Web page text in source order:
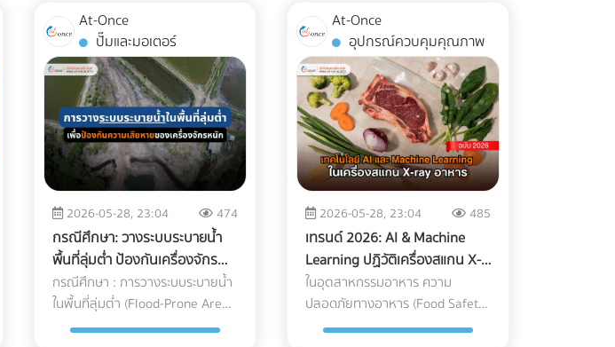
ไฟฟ้าลัดวงจรเมื่อเปิดใช้งาน การ
เอียงและการกระแทก (Tilt & Drop):
เครื่องมือขนาดใหญ่บางชนิดถูกระบุ
ไว้ในคู่มือวิศวกรรมเลยว่า "ห้าม
เอียงเกินกี่องศา" การใช้พนักงานยก
ของ (Porter) ทั่วไปที่ไม่มีความ
เชี่ยวชาญ อาจทำให้สารทำความเย็น
รั่วไหล หรือแกนกลไกภายในเครื่อง
มือเสียสมดุลไปตลอดกาล
มาตรฐาน Logistics แบบไหนที่
ธุรกิจเครื่องมือแพทย์ต้องมองหา?
ผู้ให้บริการขนส่ง (3PL) ระดับ
พรีเมียมที่จะมาดูแลสินค้าหลักล้าน
ของคุณ ควรต้องมีคุณสมบัติและ
เทคโนโลยีที่ออกแบบมาเพื่อการ
แพทย์โดยเฉพาะ ดังนี้: รถขนส่งระบบ
และระบุความเร็วอินเทอร์เน็ตอย่าง
ชัดเจน พร้อมปุ่ม Call-to-Action ที่
กระตุ้นให้เกิดการจองตรง (Direct
Booking) ทันที 2. จัดแพ็กเกจ
"Ready to Work" เพื่ออัปราคา
(Upselling) แทนที่จะลดราคาห้อง
พักเพื่อแข่งกับอพาร์ตเมนต์ ให้คุณ
เพิ่มมูลค่า (Value-added) เข้าไปใน
ห้องพัก เช่น เพิ่มหน้าจอ Monitor
27 นิ้ว และเก้าอี้เพื่อสุขภาพ
(Ergonomic Chair) การลงทุนซื้อ
อุปกรณ์เหล่านี้เพียงหลักพัน
สามารถนำมาตั้งเป็นแพ็กเกจ "Pro
Nomad" ที่ชาร์จราคาเพิ่มได้เดือนละ
หลายพันบาท แถมยังเป็นสเปกที่
ดึงดูดใจชาว Remote Worker ขั้น
แท็งก์น้ำเท่านั้น ไม่ได้เผื่อสำหรับการ
รับน้ำหนักของกระถางต้นไม้ขนาด
ใหญ่ ดินอุ้มน้ำ พื้นไม้เทียม หรือ
จำนวนคนที่ขึ้นไปรวมตัวกันหนาแน่น
สิ่งที่ต้องทำ: ควรปรึกษาวิศวกร
โครงสร้างเพื่อประเมินความสามารถ
ในการรับน้ำหนัก (Live Load และ
Dead Load) ก่อนตัดสินใจเทปูนเพิ่ม
หรือนำของหนักขึ้นไปติดตั้ง เพื่อ
ป้องกันอันตรายจากโครงสร้างทรุด
ตัว 2. กฎหมายอาคารและทางหนีไฟ
(Safety Regulations) การเปลี่ยน
พื้นที่ดาดฟ้าให้เป็นพื้นที่สาธารณะที่
มีคนใช้งานจำนวนมาก ต้องคำนึง
ถึงกฎหมายควบคุมอาคารอย่าง
เคร่งครัด สิ่งที่ต้องทำ: ตรวจสอบ
หา "ทางรอด" เชิงวิศวกรรมที่จะช่วย
ให้โรงงานของคุณรักษ์โลกได้ โดยที่
อาหารแช่แข็งยังคงคุณภาพสมบูรณ์
100% ทำไมบรรจุภัณฑ์รักษ์โลกทั่วไป
ถึงสอบตกใน "ห้องเย็น"? หน้าที่
หลักของบรรจุภัณฑ์อาหารแช่แข็งคือ
การทนต่ออุณหภูมิติดลบ (ตั้งแต่
-18°C ไปจนถึง -40°C) และต้องเป็น
"เกราะป้องกัน (Barrier)" ไม่ให้
ความชื้นระเหยออกจากอาหารจน
เกิดสภาวะ Freezer Burn (เนื้อสัตว์
หรืออาหารแห้งกระด้างและเสีย
รสชาติ) พลาสติกแบบดั้งเดิมที่
โรงงานนิยมใช้ (เช่น ไนลอนประกบ
PE) มีความเหนียว ทนความเย็น และ
กันรอยเจาะทะลุจากความแหลมคม
ต้นให้กับองค์กร การมองหา
ซัพพลายเออร์ที่เสนอราคา "ชิ้นส่วน
อะไหล่ (AC Parts)" ได้ถูกที่สุด จึงดู
เหมือนจะเป็นทางออกที่สมเหตุสม
ผล... แต่ในโลกของการผลิตระดับ
อุตสาหกรรม การตัดสินใจด้วย
"ราคาป้าย" เพียงอย่างเดียว อาจนำ
มาซึ่ง "ต้นทุนแฝง (Hidden Costs)"
มหาศาลที่กัดกินกำไรของบริษัทใน
ระยะยาวโดยที่คุณไม่รู้ตัว 3 ต้นทุน
แฝงสุดอันตราย จากการใช้อะไหล่
แอร์ที่ไม่ได้มาตรฐาน การประกอบ
เครื่องปรับอากาศหนึ่งเครื่อง
ประกอบไปด้วยชิ้นส่วนกลไก
(Mechanical Parts) ที่ต้องทนต่อ
วัตถุดิบที่ปราบเซียนที่สุดชนิดหนึ่ง
เนื่องจากความเปราะบางและไวต่อ
สภาพแวดล้อม สำหรับโรงงานผู้
ผลิต การนำเข้ามัทฉะเกรดพรีเมียม
จากประเทศญี่ปุ่นมายังประเทศไทย
ไม่ใช่แค่การขนส่งผงชาใส่ตู้
คอนเทนเนอร์แล้วจบไป เพราะหาก
ขาดการบริหารจัดการซัพพลายเชน
ที่ถูกต้อง สิ่งที่ส่งมาถึงหน้าโรงงาน
อาจกลายเป็นเพียง "ผงชาสีหม่น" ที่
สูญเสียทั้งเอกลักษณ์และมูลค่า
กุญแจสำคัญที่อยู่เบื้องหลังการคง
สภาพความสดใหม่ สีเขียวสว่าง และ
กลิ่นอูมามิของมัทฉะไว้ได้อย่าง
สมบูรณ์แบบ คือระบบขนส่งที่เรียก
At-Once
ปั๊มและมอเตอร์
2026-05-28, 23:04 474
กรณีศึกษา: วางระบบระบายน้ำ
พื้นที่ลุ่มต่ำ ป้องกันเครื่องจักร
หนักเสียหายจากน้ำท่วม
กรณีศึกษา : การวางระบบระบายน้ำ
ในพื้นที่ลุ่มต่ำ (Flood-Prone Area)
เพื่อป้องกันความเสียหายของ
At-Once
อุปกรณ์ควบคุมคุณภาพ
2026-05-28, 23:04 485
เทรนด์ 2026: AI & Machine
Learning ปฏิวัติเครื่องสแกน X-
ray อุตสาหกรรมอาหาร
ในอุตสาหกรรมอาหาร ความ
ปลอดภัยทางอาหาร (Food Safety)
คือหัวใจสูงสุด การหลุดรอดของเศษ